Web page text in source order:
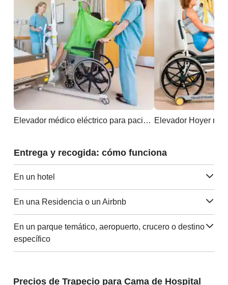
Elevador médico eléctrico para pacientes Elevador Hoyer
Entrega y recogida: cómo funciona
En un hotel
En una Residencia o un Airbnb
En un parque temático, aeropuerto, crucero o destino
específico
Precios de Trapecio para Cama de Hospital